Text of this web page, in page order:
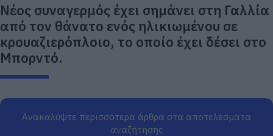
Νέος συναγερμός έχει σημάνει στη Γαλλία
από τον θάνατο ενός ηλικιωμένου σε
κρουαζιερόπλοιο, το οποίο έχει δέσει στο
Μπορντό.
Ανακαλύψτε περισσότερα άρθρα στα αποτελέσματα
αναζήτησης